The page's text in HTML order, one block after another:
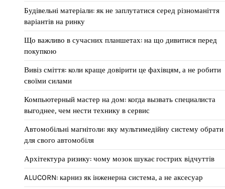
Будівельні матеріали: як не заплутатися серед різноманіття
варіантів на ринку
Що важливо в сучасних планшетах: на що дивитися перед
покупкою
Вивіз сміття: коли краще довірити це фахівцям, а не робити
своїми силами
Компьютерный мастер на дом: когда вызвать специалиста
выгоднее, чем нести технику в сервис
Автомобільні магнітоли: яку мультимедійну систему обрати
для свого автомобіля
Архітектура ризику: чому мозок шукає гострих відчуттів
ALUCORN: карниз як інженерна система, а не аксесуар